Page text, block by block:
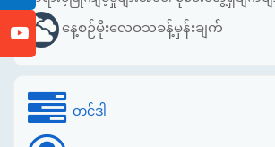
နေ့စဉ်မိုးလေဝသခန့်မှန်းချက်
တင်ဒါ